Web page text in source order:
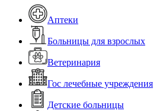
Аптеки
Больницы для взрослых
Ветеринария
Гос лечебные учреждения
Детские больницы